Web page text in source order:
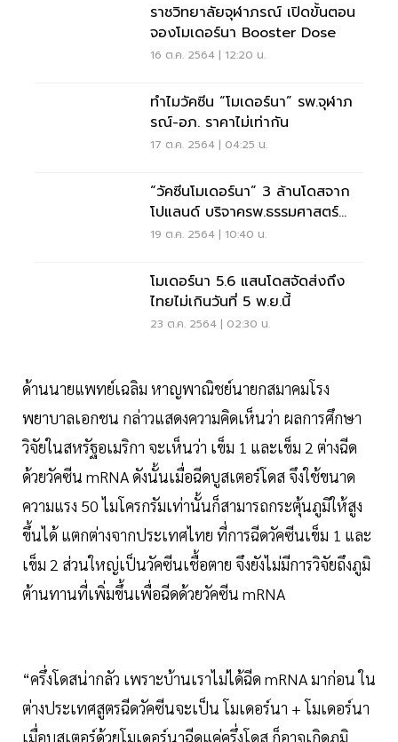
ราชวิทยาลัยจุฬาภรณ์ เปิดขั้นตอน
จองโมเดอร์นา Booster Dose
16 ต.ค. 2564 | 12:20 น.
ทำไมวัคซีน “โมเดอร์นา” รพ.จุฬาภ
รณ์-อภ. ราคาไม่เท่ากัน
17 ต.ค. 2564 | 04:25 น.
“วัคซีนโมเดอร์นา” 3 ล้านโดสจาก
โปแลนด์ บริจาครพ.ธรรมศาสตร์
ปลายตค. นี้
19 ต.ค. 2564 | 10:40 น.
โมเดอร์นา 5.6 แสนโดสจัดส่งถึง
ไทยไม่เกินวันที่ 5 พ.ย.นี้
23 ต.ค. 2564 | 02:30 น.
ด้านนายแพทย์เฉลิม หาญพาณิชย์นายกสมาคมโรง
พยาบาลเอกชน กล่าวแสดงความคิดเห็นว่า ผลการศึกษา
วิจัยในสหรัฐอเมริกา จะเห็นว่า เข็ม 1 และเข็ม 2 ต่างฉีด
ด้วยวัคซีน mRNA ดังนั้นเมื่อฉีดบูสเตอร์โดส จึงใช้ขนาด
ความแรง 50 ไมโครกรัมเท่านั้นก็สามารถกระตุ้นภูมิให้สูง
ขึ้นได้ แตกต่างจากประเทศไทย ที่การฉีดวัคซีนเข็ม 1 และ
เข็ม 2 ส่วนใหญ่เป็นวัคซีนเชื้อตาย จึงยังไม่มีการวิจัยถึงภูมิ
ต้านทานที่เพิ่มขึ้นเพื่อฉีดด้วยวัคซีน mRNA
“ครึ่งโดสน่ากลัว เพราะบ้านเราไม่ได้ฉีด mRNA มาก่อน ใน
ต่างประเทศสูตรฉีดวัคซีนจะเป็น โมเดอร์นา + โมเดอร์นา
เมื่อบูสเตอร์ด้วยโมเดอร์นาฉีดแค่ครึ่งโดส ก็อาจเกิดภูมิ